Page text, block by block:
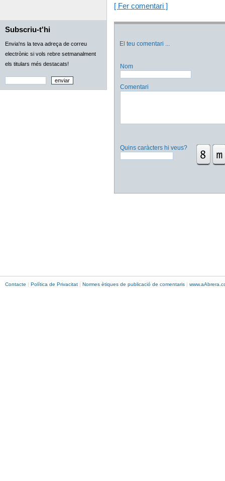
Subscriu-t'hi
Envia'ns la teva adreça de correu
electrònic si vols rebre setmanalment
els titulars més destacats!
[ Fer comentari ]
El teu comentari ...
Nom
Comentari
Quins caràcters hi veus?
Contacte | Política de Privacitat | Normes ètiques de publicació de comentaris | www.aAbrera